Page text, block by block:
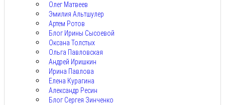
Олег Матвеев
Эмилия Альтшулер
Артем Ротов
Блог Ирины Сысоевой
Оксана Толстых
Ольга Павловская
Андрей Иришкин
Ирина Павлова
Елена Курагина
Александр Ресин
Блог Сергея Зинченко